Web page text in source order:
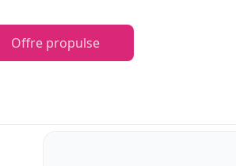
Offre propulse